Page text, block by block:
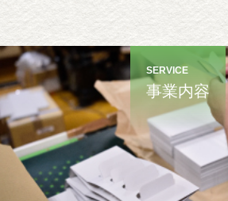
SERVICE
事業内容